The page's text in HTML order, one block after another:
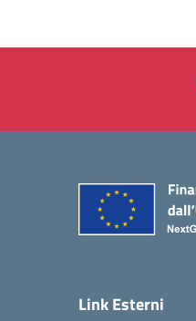
Link Esterni